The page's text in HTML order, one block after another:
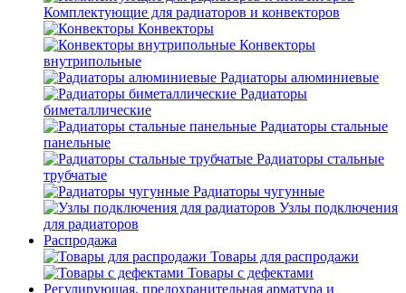
Комплектующие для радиаторов и конвекторов
Конвекторы
Конвекторы
внутрипольные
Радиаторы алюминиевые
Радиаторы
биметаллические
Радиаторы стальные
панельные
Радиаторы стальные
трубчатые
Радиаторы чугунные
Узлы подключения
для радиаторов
Распродажа
Товары для распродажи
Товары с дефектами
Регулирующая, предохранительная арматура и